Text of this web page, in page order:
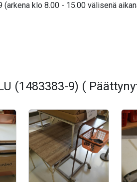
klo 8.00 - 15.00 välisenä
(1483383-9) (